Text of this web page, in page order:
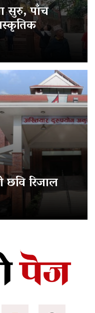
सुरु, पाँच
छवि रिजाल